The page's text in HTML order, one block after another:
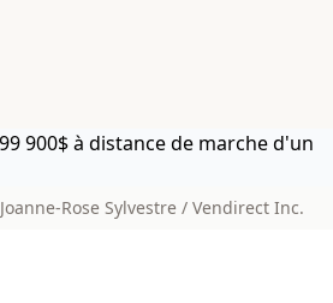
Joanne-Rose Sylvestre / Vendirect Inc.